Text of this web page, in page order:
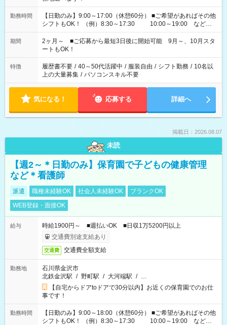
勤務時間
【日勤のみ】9:00～17:00（休憩60分） ■ご希望があればその他
シフトもOK！ （例）8:30～17:30 10:00～19:00 など
「家族とお休みを合わせたい」 「できれば残業はしたくない」
など、あなたのご希望に沿ったお仕事をご紹介します！ ※Wワ
ーク希望の方へ 今ご覧のお仕事で希望する勤務時間と、もう1つ
のお仕事の勤務時間。 合計で週40時間を超える場合は応募でき
ません
期間
2ヶ月～ ■ご応募から最短3日後に開始可能 9月～、10月スタ
ートもOK！
特徴 履歴書不要 / 40～50代活躍中 / 服装自由 / シフト勤務 / 10名以
上の大量募集 / パソコンスキル不要
気になる！ 応募する 詳細へ
掲載日：2026.08.07
未読
【週2～＊日勤のみ】保育園で子どもの健康管理
など＊看護師
派遣 職種未経験OK 社会人未経験OK
ブランクOK
WEB登録・面接OK
給与
時給1900円～ ■週払いOK ■日収1万5200円以上
交通費別途支給あり
交通費 交通費全額支給
勤務地
石川県金沢市
北鉄金沢駅 / 野町駅 / 大河端駅 / …
【自宅からドアtoドアで30分以内】お近くの保育園でのお仕
事です！
勤務時間
【日勤のみ】9:00～18:00（休憩60分） ■ご希望があればその他
シフトもOK！ （例）8:30～17:30 10:00～19:00 など